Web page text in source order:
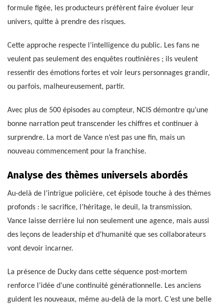
formule figée, les producteurs préfèrent faire évoluer leur
univers, quitte à prendre des risques.
Cette approche respecte l’intelligence du public. Les fans ne
veulent pas seulement des enquêtes routinières ; ils veulent
ressentir des émotions fortes et voir leurs personnages grandir,
ou parfois, malheureusement, partir.
Avec plus de 500 épisodes au compteur, NCIS démontre qu’une
bonne narration peut transcender les chiffres et continuer à
surprendre. La mort de Vance n’est pas une fin, mais un
nouveau commencement pour la franchise.
Analyse des thèmes universels abordés
Au-delà de l’intrigue policière, cet épisode touche à des thèmes
profonds : le sacrifice, l’héritage, le deuil, la transmission.
Vance laisse derrière lui non seulement une agence, mais aussi
des leçons de leadership et d’humanité que ses collaborateurs
vont devoir incarner.
La présence de Ducky dans cette séquence post-mortem
renforce l’idée d’une continuité générationnelle. Les anciens
guident les nouveaux, même au-delà de la mort. C’est une belle